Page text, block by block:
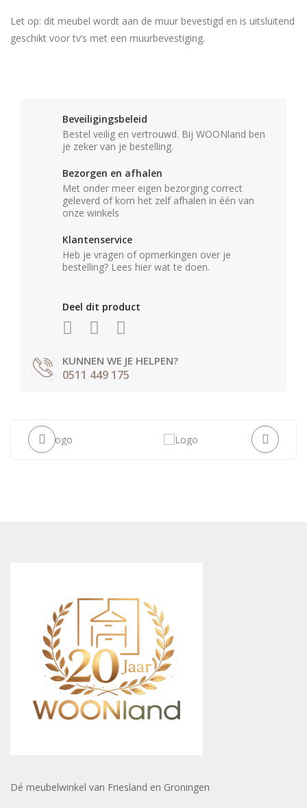
Let op: dit meubel wordt aan de muur bevestigd en is uitsluitend
geschikt voor tv’s met een muurbevestiging.
Beveiligingsbeleid
Bestel veilig en vertrouwd. Bij WOONland ben
je zeker van je bestelling.
Bezorgen en afhalen
Met onder meer eigen bezorging correct
geleverd of kom het zelf afhalen in één van
onze winkels
Klantenservice
Heb je vragen of opmerkingen over je
bestelling? Lees hier wat te doen.
Deel dit product
KUNNEN WE JE HELPEN?
0511 449 175
Dé meubelwinkel van Friesland en Groningen